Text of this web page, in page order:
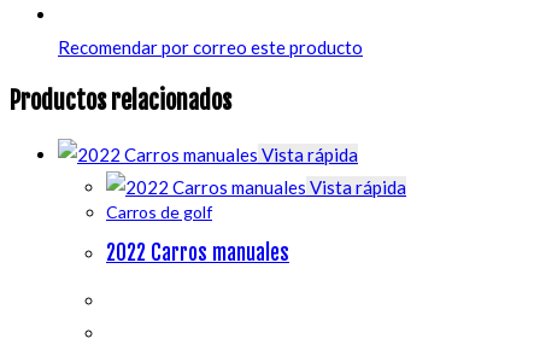
Recomendar por correo este producto
Productos relacionados
Vista rápida
Vista rápida
Carros de golf
2022 Carros manuales